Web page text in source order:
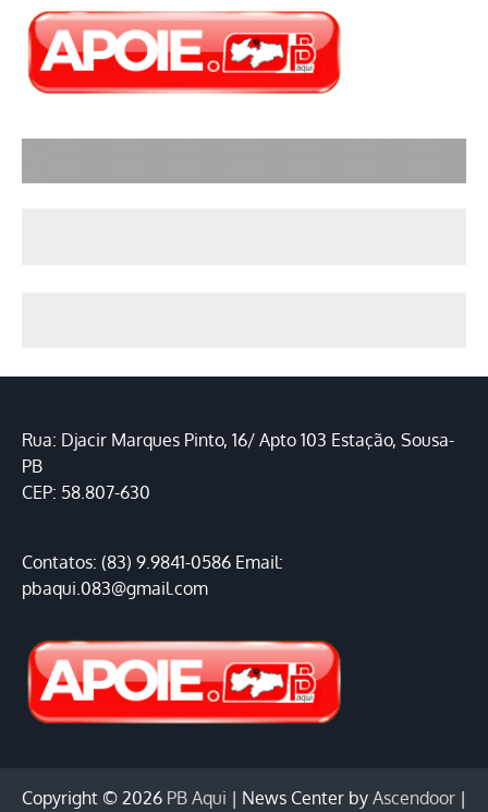
Rua: Djacir Marques Pinto, 16/ Apto 103 Estação, Sousa-
PB
CEP: 58.807-630
Contatos: (83) 9.9841-0586 Email:
pbaqui.083@gmail.com
Copyright © 2026 PB Aqui | News Center by Ascendoor |